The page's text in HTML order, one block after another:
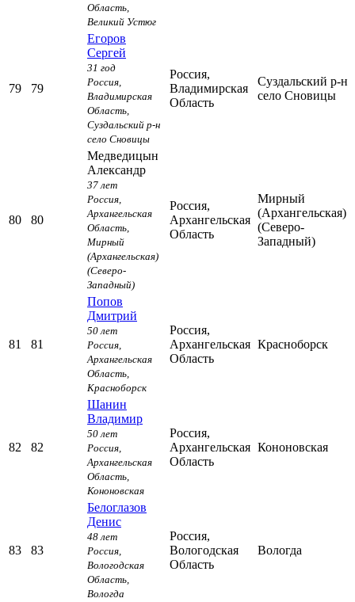
Область,
Великий Устюг
79 79
Егоров
Сергей
31 год
Россия,
Владимирская
Область,
Суздальский р-н
село Сновицы
Россия,
Владимирская
Область
Суздальский р-н
село Сновицы
80 80
Медведицын
Александр
37 лет
Россия,
Архангельская
Область,
Мирный
(Архангельская)
(Северо-
Западный)
Россия,
Архангельская
Область
Мирный
(Архангельская)
(Северо-
Западный)
81 81
Попов
Дмитрий
50 лет
Россия,
Архангельская
Область,
Красноборск
Россия,
Архангельская
Область
Красноборск
82 82
Шанин
Владимир
50 лет
Россия,
Архангельская
Область,
Кононовская
Россия,
Архангельская
Область
Кононовская
83 83
Белоглазов
Денис
48 лет
Россия,
Вологодская
Область,
Вологда
Россия,
Вологодская
Область
Вологда